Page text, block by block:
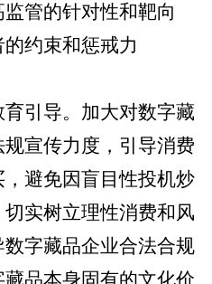
管的针对性和靶向
约束和惩戒力
引导。 加大对数字藏
宣传力度，引导消费
避免因盲目性投机炒
实树立理性消费和风
字藏品企业合法合规
品本身固有的文化价